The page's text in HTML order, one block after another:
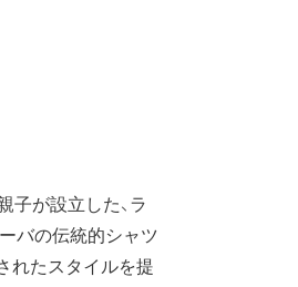
が設立した、ラ
バの伝統的シャツ
れたスタイルを提